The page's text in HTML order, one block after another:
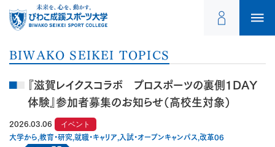
BIWAKO SEIKEI TOPICS
『滋賀レイクスコラボ プロスポーツの裏側1DAY
体験』参加者募集のお知らせ（高校生対象）
2026.03.06 イベント
大学から,教育・研究,就職・キャリア,入試・オープンキャンパス,改革06